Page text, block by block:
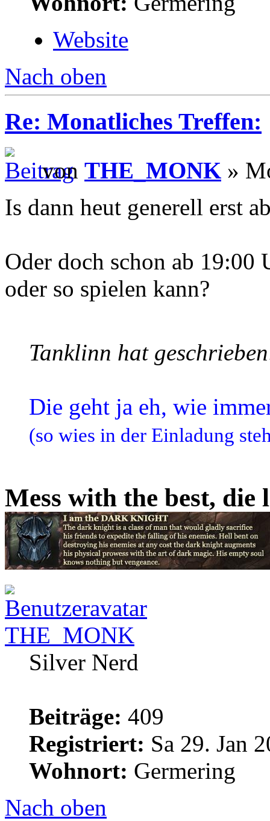
Website
Nach oben
Re: Monatliches Treffen:
von THE_MONK »
Is dann heut generell erst
Oder doch schon ab 19:00
oder so spielen kann?
Tanklinn hat
Die geht ja eh, wie
(so wies in der Einladung
Mess with the best, die
THE_MONK
Silver Nerd
Beiträge: 409
Registriert: Sa 29. Jan
Wohnort: Germering
Nach oben